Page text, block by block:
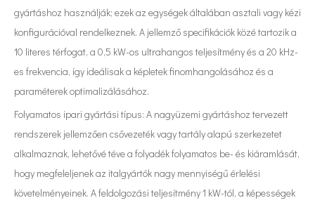
gyártáshoz használják; ezek az egységek általában asztali vagy kézi
konfigurációval rendelkeznek. A jellemző specifikációk közé tartozik a
10 literes térfogat, a 0,5 kW-os ultrahangos teljesítmény és a 20 kHz-
es frekvencia, így ideálisak a képletek finomhangolásához és a
paraméterek optimalizálásához.
Folyamatos ipari gyártási típus: A nagyüzemi gyártáshoz tervezett
rendszerek jellemzően csővezeték vagy tartály alapú szerkezetet
alkalmaznak, lehetővé téve a folyadék folyamatos be- és kiáramlását,
hogy megfeleljenek az italgyártók nagy mennyiségű érlelési
követelményeinek. A feldolgozási teljesítmény 1 kW-tól, a képességek